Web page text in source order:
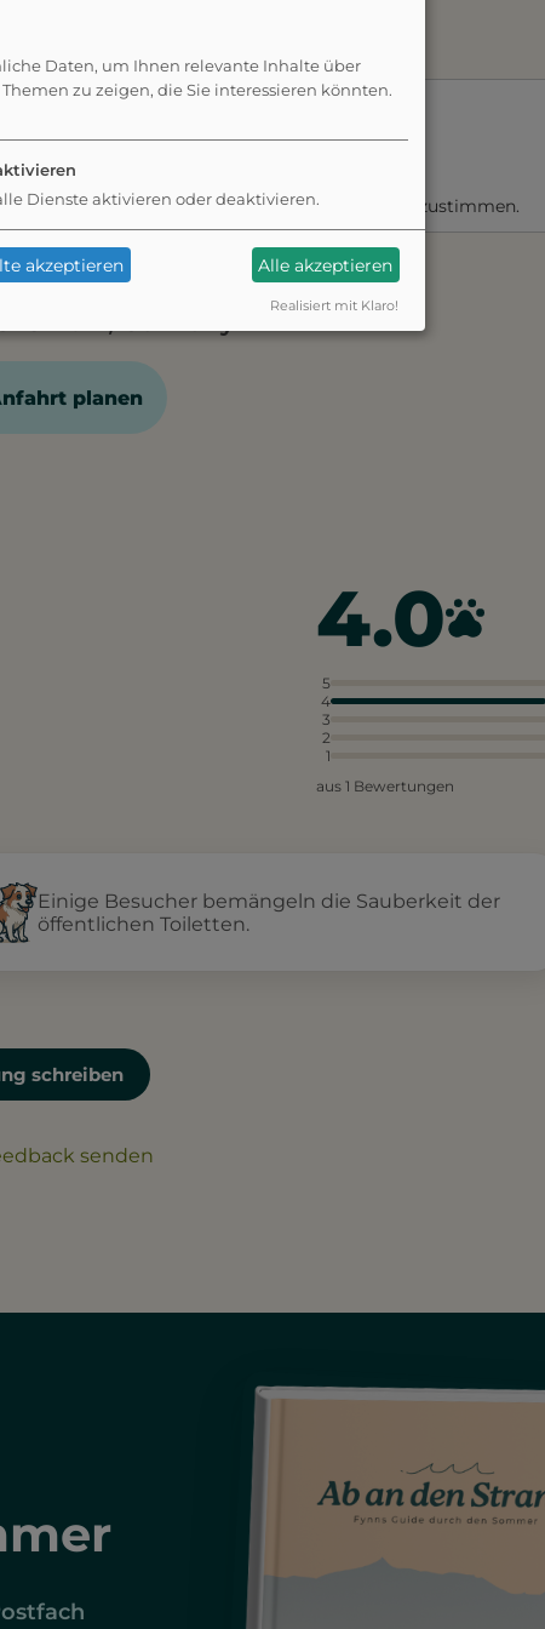
externe Inhalte laden?
SieMapbox in denCookie-Einstellungen zustimmen.
planen
4.0
5
4
3
2
1
aus 1 Bewertungen
Einige Besucher bemängeln die Sauberkeit der
öffentlichen Toiletten.
schreiben
senden
Daten, um Ihnen relevante Inhalte über
zu zeigen, die Sie interessieren könnten.
Dienste aktivieren oder deaktivieren.
akzeptieren Alle akzeptieren
Realisiert mit Klaro!